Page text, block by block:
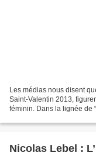
Les médias nous disent
Saint-Valentin 2013,
féminin. Dans la lignée de
Nicolas Lebel :